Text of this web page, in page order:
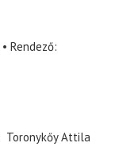
Rendező
Toronykőy Attila